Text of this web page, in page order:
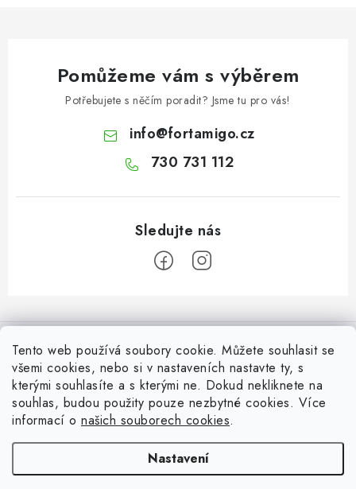
Tento web používá soubory cookie. Můžete souhlasit se
všemi cookies, nebo si v nastaveních nastavte ty, s
kterými souhlasíte a s kterými ne. Dokud nekliknete na
souhlas, budou použity pouze nezbytné cookies. Více
informací o našich souborech cookies.
Nastavení
Pomůžeme vám s výběrem
Potřebujete s něčím poradit? Jsme tu pro vás!
info@fortamigo.cz
730 731 112
á
Informace pro Vás
Vrácení zboží
Často řešené situace při stavbě posuvné brány
Top z Technické podpory
Zapojení externího přijímače NICE OX2 do pohonu
Všechny možnosti ovládání brány nebo pohonu
Ověřeno zákazníky